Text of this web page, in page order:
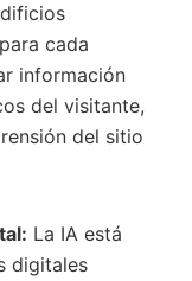
cada
información
del visitante,
del sitio
La IA está
digitales